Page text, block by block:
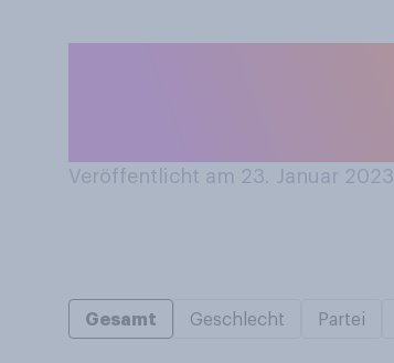
Veröffentlicht am 23. Januar 2023
Gesamt Geschlecht Partei